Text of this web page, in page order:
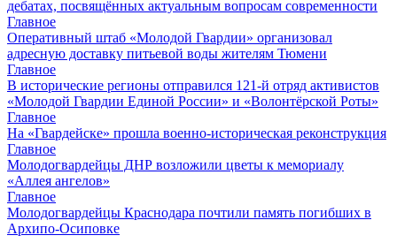
дебатах, посвящённых актуальным вопросам современности
Главное
Оперативный штаб «Молодой Гвардии» организовал
адресную доставку питьевой воды жителям Тюмени
Главное
В исторические регионы отправился 121-й отряд активистов
«Молодой Гвардии Единой России» и «Волонтёрской Роты»
Главное
На «Гвардейске» прошла военно-историческая реконструкция
Главное
Молодогвардейцы ДНР возложили цветы к мемориалу
«Аллея ангелов»
Главное
Молодогвардейцы Краснодара почтили память погибших в
Архипо-Осиповке